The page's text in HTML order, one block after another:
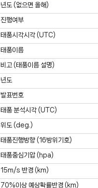
년도 (없으면 올해)
진행여부
태풍시각시각 (UTC)
태풍이름
비고 (태풍이름 설명)
년도
발표번호
태풍 분석시각 (UTC)
위도 (deg.)
태풍진행방향 (16방위기호)
태풍중심기압 (hpa)
15m/s 반경 (km)
70%이상 예상확률반경 (km)